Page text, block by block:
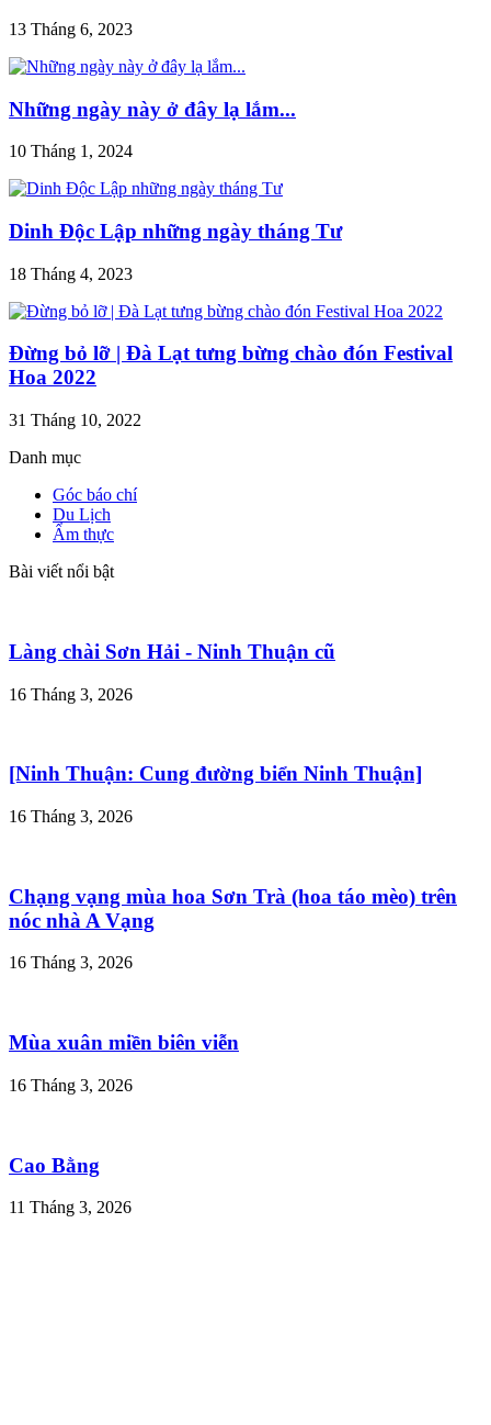
13 Tháng 6, 2023
Những ngày này ở đây lạ lắm...
10 Tháng 1, 2024
Dinh Độc Lập những ngày tháng Tư
18 Tháng 4, 2023
Đừng bỏ lỡ | Đà Lạt tưng bừng chào đón Festival
Hoa 2022
31 Tháng 10, 2022
Danh mục
Góc báo chí
Du Lịch
Ẩm thực
Bài viết nổi bật
Làng chài Sơn Hải - Ninh Thuận cũ
16 Tháng 3, 2026
[Ninh Thuận: Cung đường biển Ninh Thuận]
16 Tháng 3, 2026
Chạng vạng mùa hoa Sơn Trà (hoa táo mèo) trên
nóc nhà A Vạng
16 Tháng 3, 2026
Mùa xuân miền biên viễn
16 Tháng 3, 2026
Cao Bằng
11 Tháng 3, 2026